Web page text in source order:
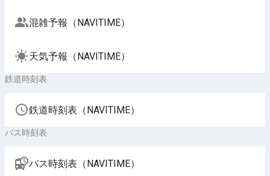
混雑予報（NAVITIME）
天気予報（NAVITIME）
鉄道時刻表
鉄道時刻表（NAVITIME）
バス時刻表
バス時刻表（NAVITIME）